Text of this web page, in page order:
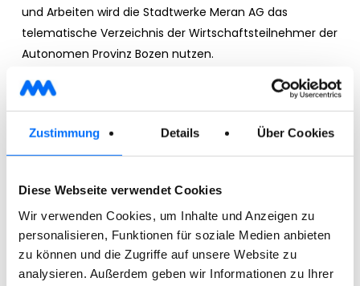
Zustimmung Details Über Cookies
Diese Webseite verwendet Cookies
Wir verwenden Cookies, um Inhalte und Anzeigen zu
personalisieren, Funktionen für soziale Medien anbieten
zu können und die Zugriffe auf unsere Website zu
analysieren. Außerdem geben wir Informationen zu Ihrer
und Arbeiten wird die Stadtwerke Meran AG das
telematische Verzeichnis der Wirtschaftsteilnehmer der
Autonomen Provinz Bozen nutzen.
Sie können sich unter folgendem Link
anmelden:https://ausschreibungen-suedtirol.it.
Informationen zur Verarbeitung
personenbezogener Daten für
Lieferanten